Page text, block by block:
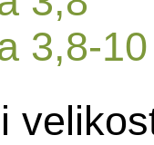
3,8-10